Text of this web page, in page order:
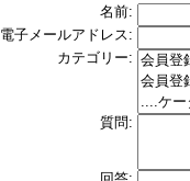
名前:
電子メールアドレス:
カテゴリー:
質問: